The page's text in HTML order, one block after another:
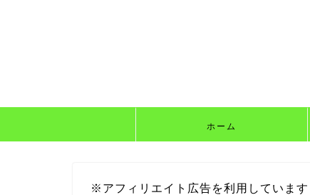
ホーム
※アフィリエイト広告を利用しています